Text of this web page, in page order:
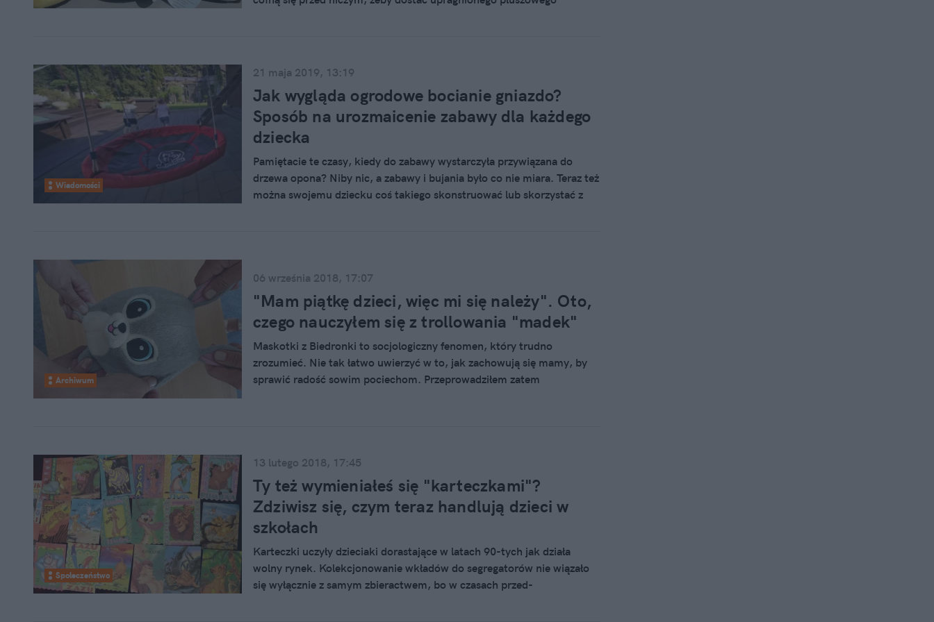
Wiadomości
21 maja 2019, 13:19
Jak wygląda ogrodowe bocianie gniazdo?
Sposób na urozmaicenie zabawy dla każdego
dziecka
Pamiętacie te czasy, kiedy do zabawy wystarczyła przywiązana do
drzewa opona? Niby nic, a zabawy i bujania było co nie miara. Teraz też
można swojemu dziecku coś takiego skonstruować lub skorzystać z
Archiwum
06 września 2018, 17:07
"Mam piątkę dzieci, więc mi się należy". Oto,
czego nauczyłem się z trollowania "madek"
Maskotki z Biedronki to socjologiczny fenomen, który trudno
zrozumieć. Nie tak łatwo uwierzyć w to, jak zachowują się mamy, by
sprawić radość sowim pociechom. Przeprowadziłem zatem
Społeczeństwo
13 lutego 2018, 17:45
Ty też wymieniałeś się "karteczkami"?
Zdziwisz się, czym teraz handlują dzieci w
szkołach
Karteczki uczyły dzieciaki dorastające w latach 90-tych jak działa
wolny rynek. Kolekcjonowanie wkładów do segregatorów nie wiązało
się wyłącznie z samym zbieractwem, bo w czasach przed-